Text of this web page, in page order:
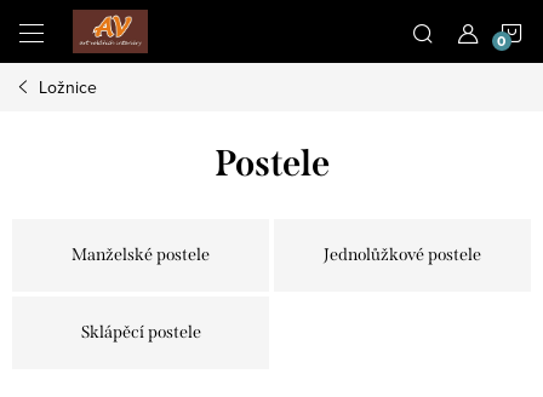
obsah
Ložnice
Postele
Manželské postele Jednolůžkové postele
Sklápěcí postele